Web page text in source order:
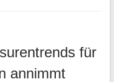
für
annimmt